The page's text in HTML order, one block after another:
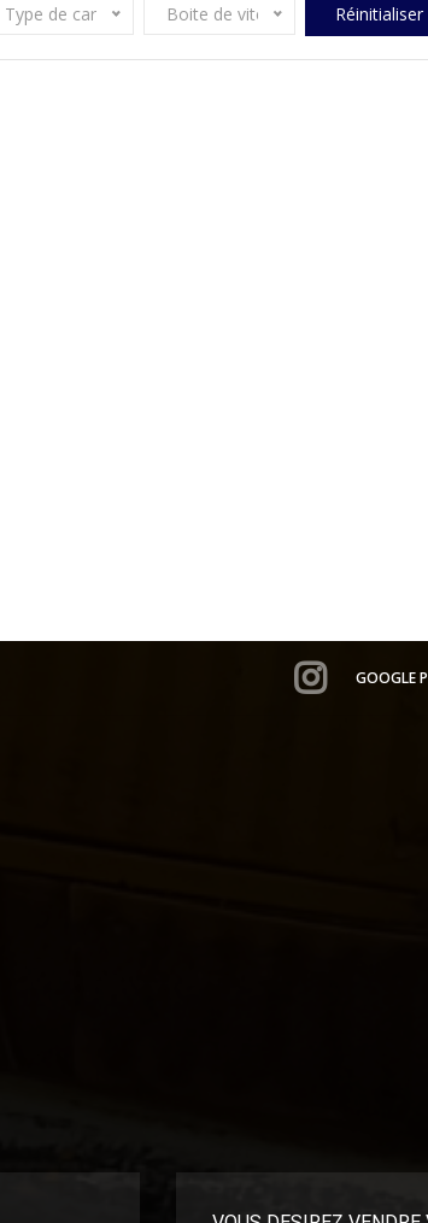
Type de carburant Boite de vitesse Réinitialiser
GOOGLE